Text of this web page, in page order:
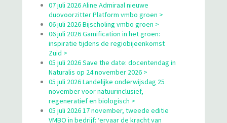
07 juli 2026 Aline Admiraal nieuwe
duovoorzitter Platform vmbo groen >
06 juli 2026 Bijscholing vmbo groen >
06 juli 2026 Gamification in het groen:
inspiratie tijdens de regiobijeenkomst
Zuid >
05 juli 2026 Save the date: docentendag in
Naturalis op 24 november 2026 >
05 juli 2026 Landelijke onderwijsdag 25
november voor natuurinclusief,
regeneratief en biologisch >
05 juli 2026 17 november, tweede editie
VMBO in bedrijf: ‘ervaar de kracht van